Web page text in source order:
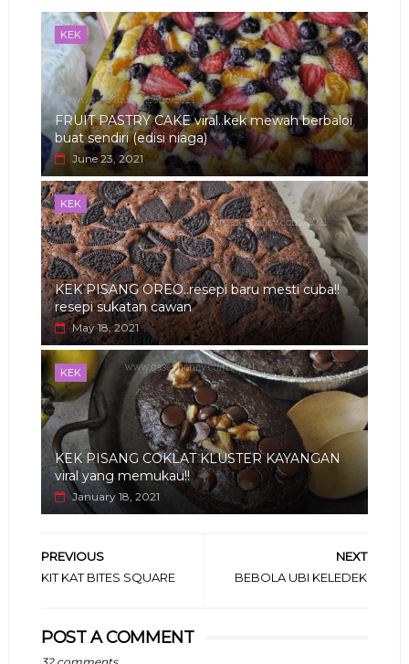
KEK
FRUIT PASTRY CAKE viral..kek mewah berbaloi
buat sendiri (edisi niaga)
June 23, 2021
KEK
KEK PISANG OREO..resepi baru mesti cuba!!
resepi sukatan cawan
May 18, 2021
KEK
KEK PISANG COKLAT KLUSTER KAYANGAN
viral yang memukau!!
January 18, 2021
NEXT
BEBOLA UBI KELEDEK
PREVIOUS
KIT KAT BITES SQUARE
POST A COMMENT